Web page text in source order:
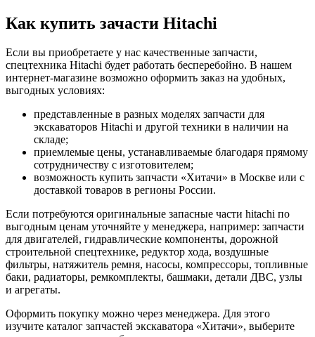
Как купить зачасти Hitachi
Если вы приобретаете у нас качественные запчасти,
спецтехника Hitachi будет работать бесперебойно. В нашем
интернет-магазине возможно оформить заказ на удобных,
выгодных условиях:
представленные в разных моделях запчасти для
экскаваторов Hitachi и другой техники в наличии на
складе;
приемлемые цены, устанавливаемые благодаря прямому
сотрудничеству с изготовителем;
возможность купить запчасти «Хитачи» в Москве или с
доставкой товаров в регионы России.
Если потребуются оригинальные запасные части hitachi по
выгодным ценам уточняйте у менеджера, например: запчасти
для двигателей, гидравлические компоненты, дорожной
строительной спецтехнике, редуктор хода, воздушные
фильтры, натяжитель ремня, насосы, компрессоры, топливные
баки, радиаторы, ремкомплекты, башмаки, детали ДВС, узлы
и агрегаты.
Оформить покупку можно через менеджера. Для этого
изучите каталог запчастей экскаватора «Хитачи», выберите